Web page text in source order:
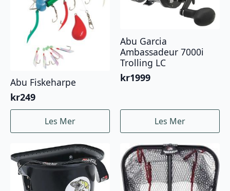
Abu Fiskeharpe
kr249
Les Mer
Abu Garcia
Ambassadeur 7000i
Trolling LC
kr1999
Les Mer